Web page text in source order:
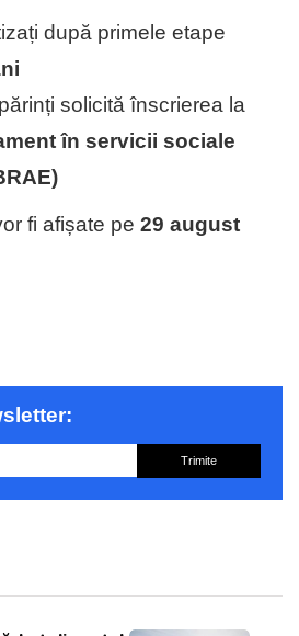
după primele etape
solicită înscrierea la
în servicii sociale
fi afișate pe 29 august
Trimite